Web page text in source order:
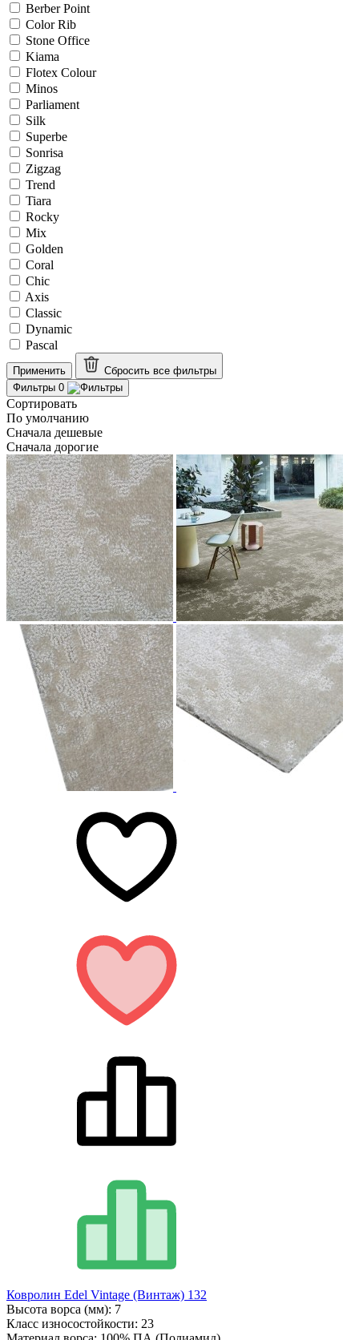
Berber Point
Color Rib
Stone Office
Kiama
Flotex Colour
Minos
Parliament
Silk
Superbe
Sonrisa
Zigzag
Trend
Tiara
Rocky
Mix
Golden
Coral
Chic
Axis
Classic
Dynamic
Pascal
Применить Сбросить все фильтры
Фильтры 0
Сортировать
По умолчанию
Сначала дешевые
Сначала дорогие
Ковролин Edel Vintage (Винтаж) 132
Высота ворса (мм): 7
Класс износостойкости: 23